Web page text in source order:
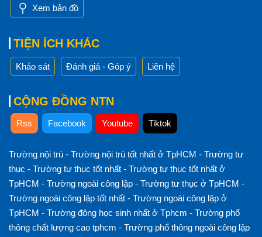
Xem bản đồ
TIỆN ÍCH KHÁC
Khảo sát Đánh giá - Góp ý Liên hệ
CỘNG ĐỒNG NTN
Rss Facebook Youtube Tiktok
Trường nội trú - Trường nội trú tốt nhất ở TpHCM - Trường tư
thục - Trường tư thục tốt nhất - Trường tư thục tốt nhất ở
TpHCM - Trường ngoài công lập - Trường tư thục ở TpHCM -
Trường ngoài công lập tốt nhất - Trường ngoài công lập ở
TpHCM - Trường đông học sinh nhất ở Tphcm - Trường phổ
thông chất lượng cao tphcm - Trường phổ thông ngoài công lập